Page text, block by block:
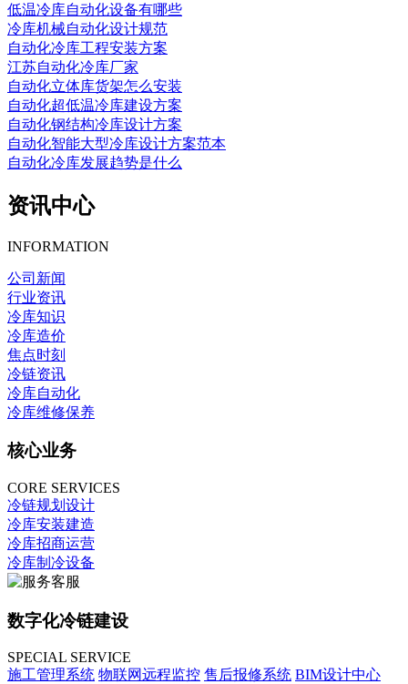
低温冷库自动化设备有哪些
冷库机械自动化设计规范
自动化冷库工程安装方案
江苏自动化冷库厂家
自动化立体库货架怎么安装
自动化超低温冷库建设方案
自动化钢结构冷库设计方案
自动化智能大型冷库设计方案范本
自动化冷库发展趋势是什么
资讯中心
INFORMATION
公司新闻
行业资讯
冷库知识
冷库造价
焦点时刻
冷链资讯
冷库自动化
冷库维修保养
核心业务
CORE SERVICES
冷链规划设计
冷库安装建造
冷库招商运营
冷库制冷设备
数字化冷链建设
SPECIAL SERVICE
施工管理系统 物联网远程监控 售后报修系统 BIM设计中心